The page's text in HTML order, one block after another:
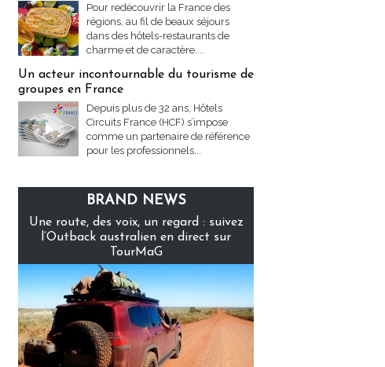
Pour redécouvrir la France des
régions, au fil de beaux séjours
dans des hôtels-restaurants de
charme et de caractère....
Un acteur incontournable du tourisme de
groupes en France
Depuis plus de 32 ans, Hôtels
Circuits France (HCF) s’impose
comme un partenaire de référence
pour les professionnels...
BRAND NEWS
Une route, des voix, un regard : suivez
l’Outback australien en direct sur
TourMaG